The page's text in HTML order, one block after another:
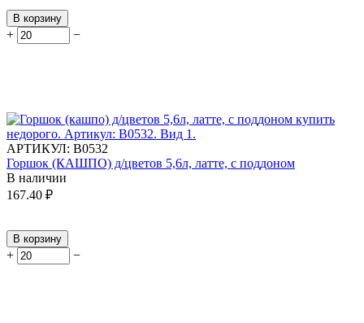
В корзину
+ −
АРТИКУЛ: В0532
Горшок (КАШПО) д/цветов 5,6л, латте, с поддоном
В наличии
167.40 ₽
В корзину
+ −